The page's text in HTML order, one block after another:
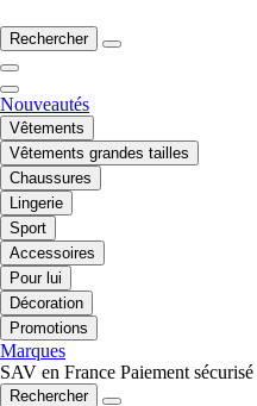
Rechercher
Nouveautés
Vêtements
Vêtements grandes tailles
Chaussures
Lingerie
Sport
Accessoires
Pour lui
Décoration
Promotions
Marques
SAV en France Paiement sécurisé
Rechercher